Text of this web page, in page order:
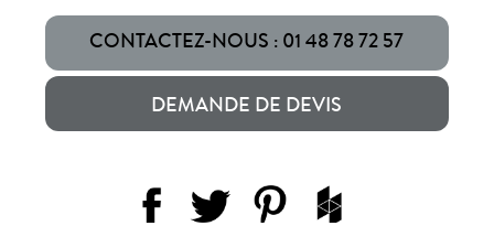
CONTACTEZ-NOUS : 01 48 78 72 57
DEMANDE DE DEVIS